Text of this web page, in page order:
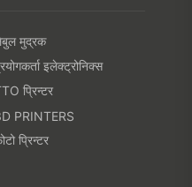
मुद्रक
इलेक्ट्रोनिक्स
प्रिन्टर
PRINTERS
प्रिन्टर